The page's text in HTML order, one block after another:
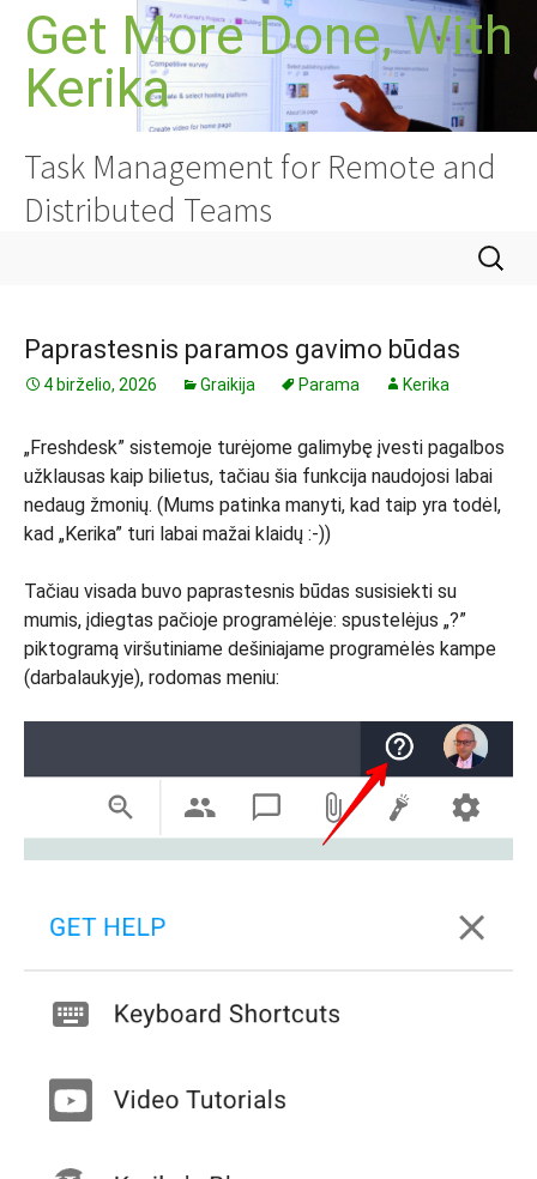
Pereiti
prie
turinio
Get More Done, With
Kerika
Task Management for Remote and
Distributed Teams
Ieškoti:
Paprastesnis paramos gavimo būdas
4 birželio, 2026 Graikija Parama Kerika
„Freshdesk” sistemoje turėjome galimybę įvesti pagalbos
užklausas kaip bilietus, tačiau šia funkcija naudojosi labai
nedaug žmonių. (Mums patinka manyti, kad taip yra todėl,
kad „Kerika” turi labai mažai klaidų :-))
Tačiau visada buvo paprastesnis būdas susisiekti su
mumis, įdiegtas pačioje programėlėje: spustelėjus „?”
piktogramą viršutiniame dešiniajame programėlės kampe
(darbalaukyje), rodomas meniu: